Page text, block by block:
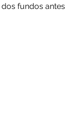
dos fundos antes